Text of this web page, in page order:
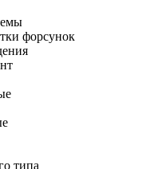
форсунок
типа